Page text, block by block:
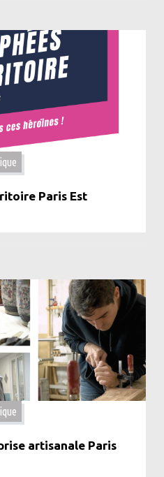
Paris Est
artisanale Paris